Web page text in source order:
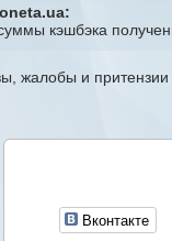
кэшбэка
жалобы и
Вконтакте